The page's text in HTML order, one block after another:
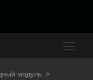
модуль >